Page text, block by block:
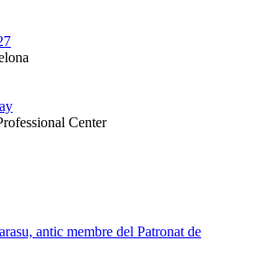
Center
antic membre del Patronat de